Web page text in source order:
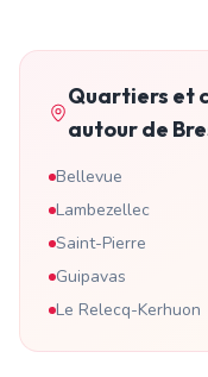
Quartiers et
autour de
Bellevue
Lambezellec
Saint-Pierre
Guipavas
Le Relecq-Kerhuon